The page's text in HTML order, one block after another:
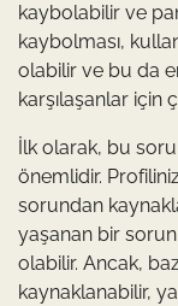
kaybolabilir ve
kaybolması,
olabilir ve bu da
karşılaşanlar için
İlk olarak, bu
önemlidir.
sorundan
yaşanan bir
olabilir. Ancak,
kaynaklanabilir,